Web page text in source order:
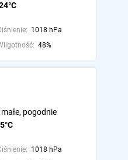
1018 hPa
48%
pogodnie
1018 hPa